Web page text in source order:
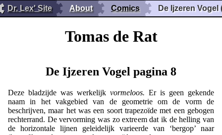
Dr. Lex' Site About Comics De Ijzeren Vogel
Tomas de Rat
De Ijzeren Vogel pagina 8
Deze bladzijde was werkelijk vormeloos. Er is geen gekende
naam in het vakgebied van de geometrie om de vorm de
beschrijven, maar het was een soort trapezoïde met een gebogen
rechterrand. De vervorming was zo extreem dat ik de helling van
de horizontale lijnen geleidelijk varieerde van ‘bergop’ naar